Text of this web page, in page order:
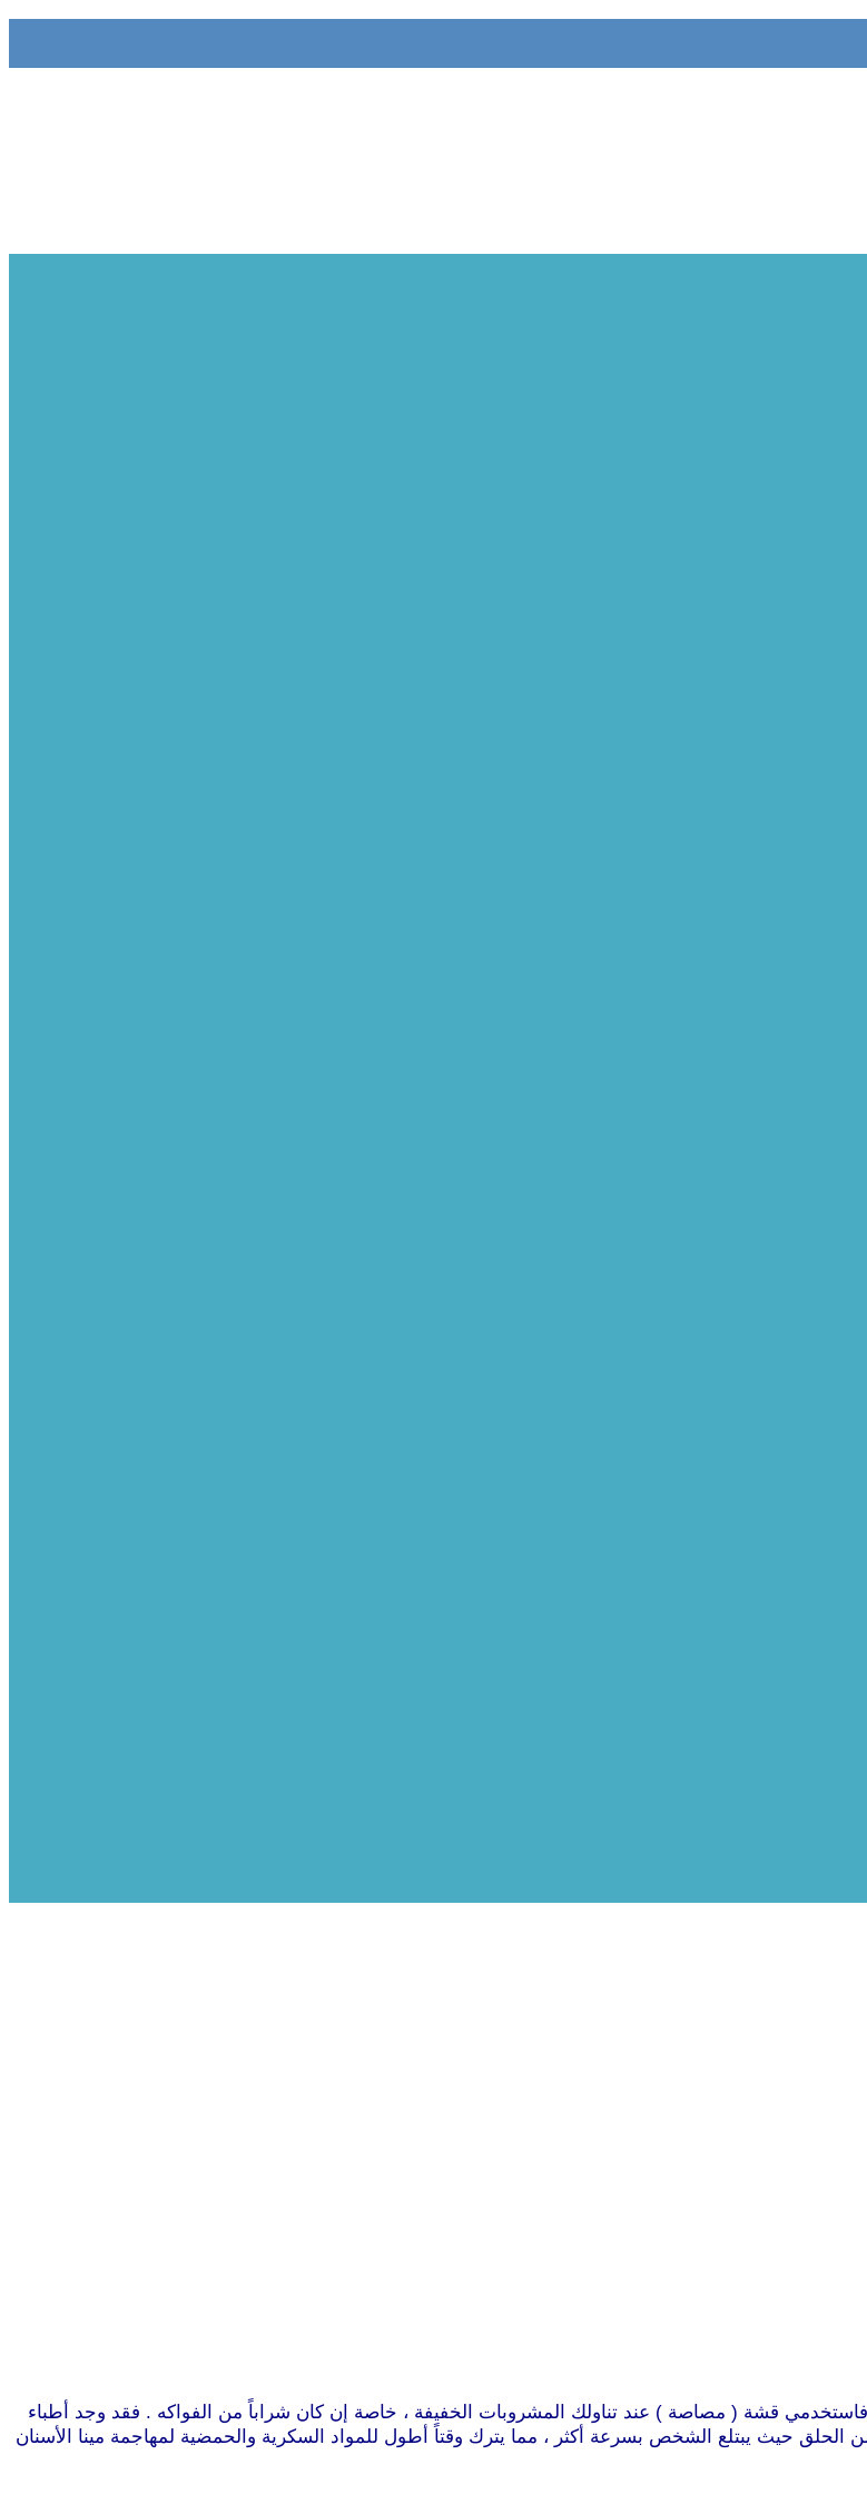
قشة ( مصاصة ) عند تناولك المشروبات الخفيفة ، خاصة إن كان شراباً من الفواكه . فقد وجد أطباء
حيث يبتلع الشخص بسرعة أكثر ، مما يترك وقتاً أطول للمواد السكرية والحمضية لمهاجمة مينا الأسنان